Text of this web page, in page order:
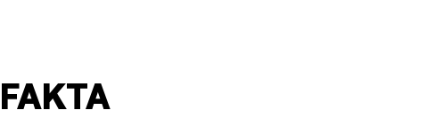
FAKTA